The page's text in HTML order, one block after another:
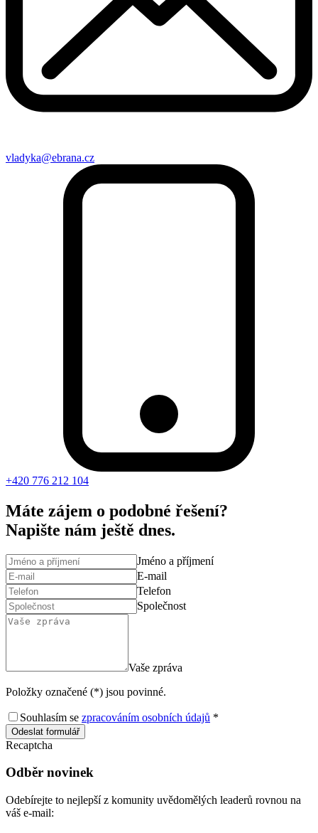
vladyka@ebrana.cz
+420 776 212 104
Máte zájem o podobné řešení?
Napište nám ještě dnes.
Jméno a příjmení
E-mail
Telefon
Společnost
Vaše zpráva
Položky označené (*) jsou povinné.
Souhlasím se zpracováním osobních údajů *
Odeslat formulář
Recaptcha
Odběr novinek
Odebírejte to nejlepší z komunity uvědomělých leaderů rovnou na
váš e-mail: